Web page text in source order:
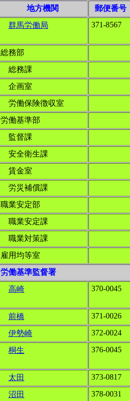
地方機関
郵便番号
群馬労働局
371-8567
総務部
総務課
企画室
労働保険徴収室
労働基準部
監督課
安全衛生課
賃金室
労災補償課
職業安定部
職業安定課
職業対策課
雇用均等室
労働基準監督署
高崎
370-0045
前橋 371-0026
伊勢崎 372-0024
桐生 376-0045
太田 373-0817
沼田 378-0031